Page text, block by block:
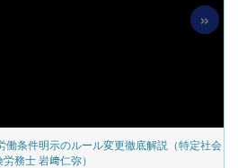
働条件明示のルール変更徹底解説（特定社会
務士 岩﨑仁弥）
»